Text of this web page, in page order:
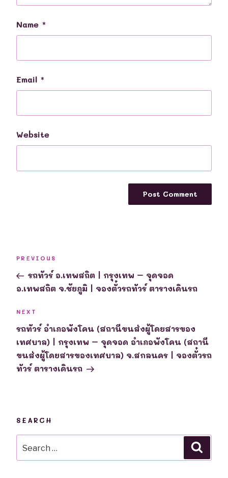
Name *
Email *
Website
Previous
Post
PREVIOUS
รถทัวร์ อ.เทพสถิต | กรุงเทพ – จุดจอด
อ.เทพสถิต จ.ชัยภูมิ | จองตั๋วรถทัวร์ ตารางเดินรถ
Next
Post
NEXT
รถทัวร์ อำเภอพังโคน (สถานีขนส่งผู้โดยสารของ
เทศบาล) | กรุงเทพ – จุดจอด อำเภอพังโคน (สถานี
ขนส่งผู้โดยสารของเทศบาล) จ.สกลนคร | จองตั๋วรถ
ทัวร์ ตารางเดินรถ
SEARCH
for: